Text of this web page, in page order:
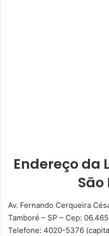
Endereço da
São
Av. Fernando Cerqueira
Tamboré – SP – Cep:
Telefone: 4020-5376